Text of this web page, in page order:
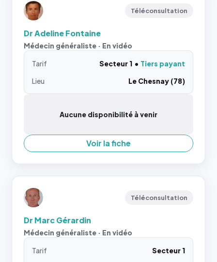
Téléconsultation
Dr Adeline Fontaine
Médecin généraliste · En vidéo
Tarif Secteur 1
Tiers payant
Lieu
Le Chesnay (78)
Aucune disponibilité à venir
Voir la fiche
Téléconsultation
Dr Marc Gérardin
Médecin généraliste · En vidéo
Tarif
Secteur 1